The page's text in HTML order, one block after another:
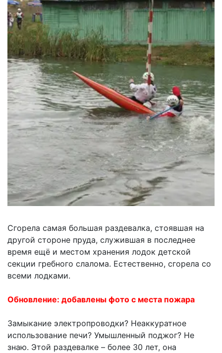
Сгорела самая большая раздевалка, стоявшая на
другой стороне пруда, служившая в последнее
время ещё и местом хранения лодок детской
секции гребного слалома. Естественно, сгорела со
всеми лодками.
Обновление: добавлены фото с места пожара
Замыкание электропроводки? Неаккуратное
использование печи? Умышленный поджог? Не
знаю. Этой раздевалке – более 30 лет, она